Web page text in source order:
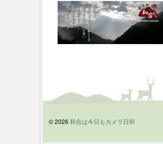
© 2026 和合は今日もカメラ日和